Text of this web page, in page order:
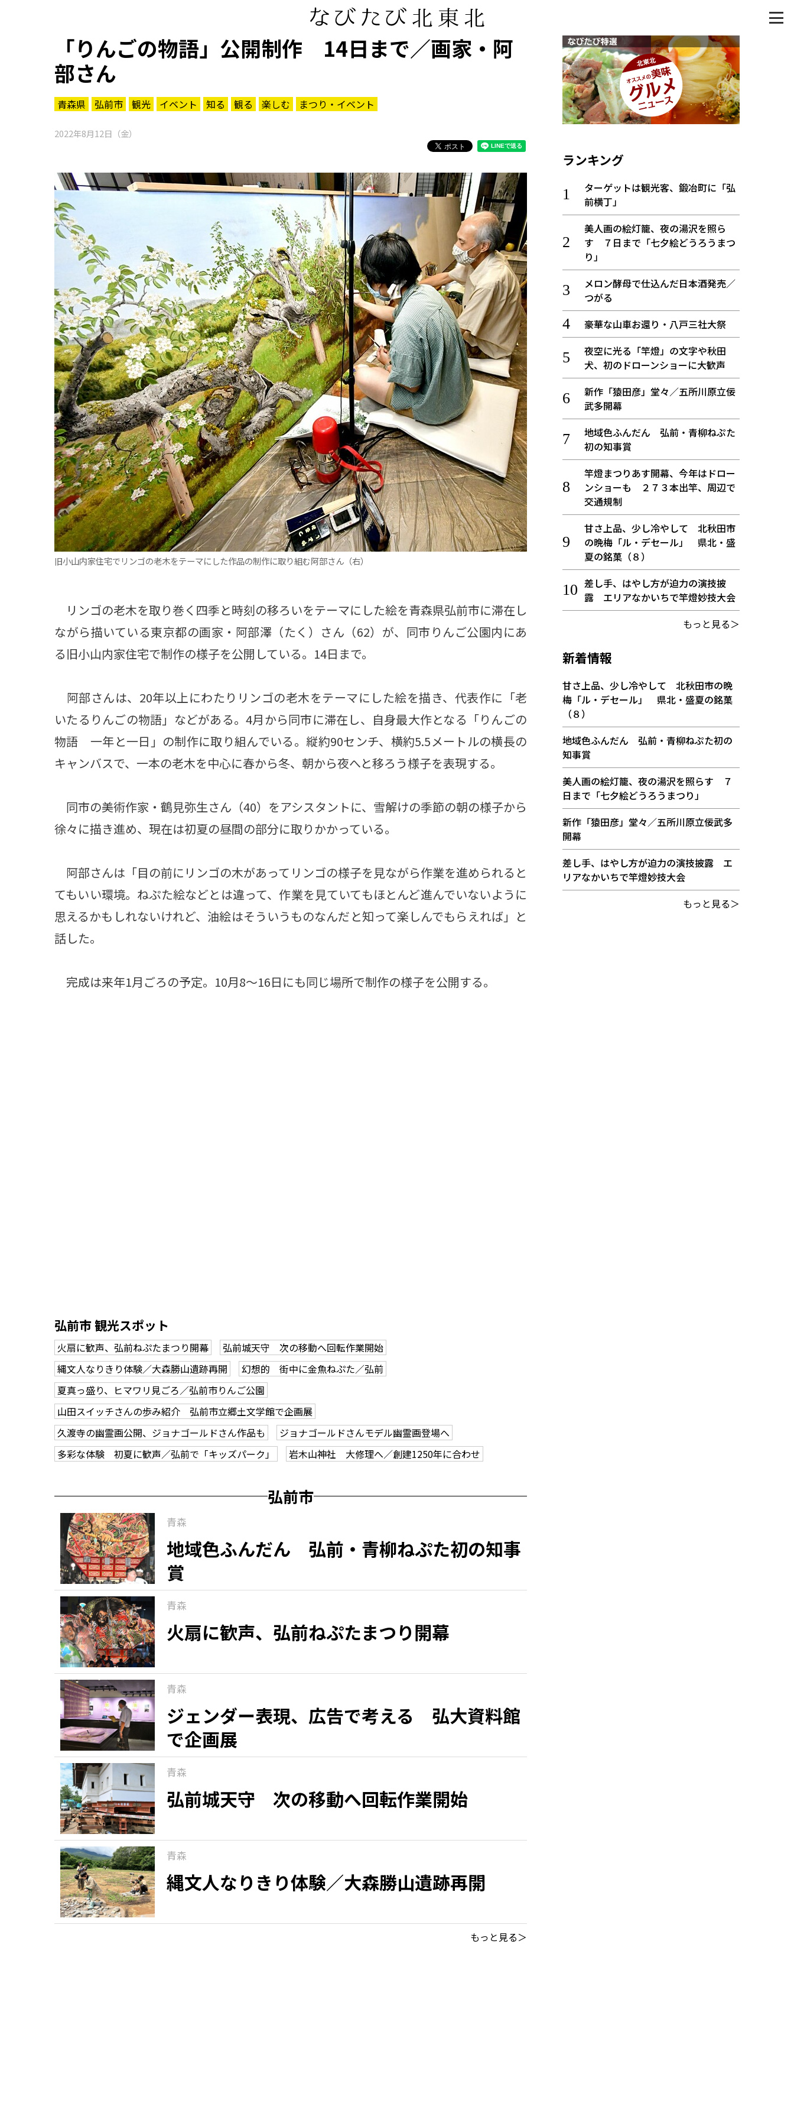
「りんごの物語」公開制作 14日まで／画家・阿
部さん
青森県 弘前市 観光 イベント 知る 観る 楽しむ まつり・イベント
2022年8月12日（金）
旧小山内家住宅でリンゴの老木をテーマにした作品の制作に取り組む阿部さん（右）
リンゴの老木を取り巻く四季と時刻の移ろいをテーマにした絵を青森県弘前市に滞在し
ながら描いている東京都の画家・阿部澤（たく）さん（62）が、同市りんご公園内にあ
る旧小山内家住宅で制作の様子を公開している。14日まで。
阿部さんは、20年以上にわたりリンゴの老木をテーマにした絵を描き、代表作に「老
いたるりんごの物語」などがある。4月から同市に滞在し、自身最大作となる「りんごの
物語 一年と一日」の制作に取り組んでいる。縦約90センチ、横約5.5メートルの横長の
キャンバスで、一本の老木を中心に春から冬、朝から夜へと移ろう様子を表現する。
同市の美術作家・鶴見弥生さん（40）をアシスタントに、雪解けの季節の朝の様子から
徐々に描き進め、現在は初夏の昼間の部分に取りかかっている。
阿部さんは「目の前にリンゴの木があってリンゴの様子を見ながら作業を進められると
てもいい環境。ねぷた絵などとは違って、作業を見ていてもほとんど進んでいないように
思えるかもしれないけれど、油絵はそういうものなんだと知って楽しんでもらえれば」と
話した。
完成は来年1月ごろの予定。10月8～16日にも同じ場所で制作の様子を公開する。
弘前市 観光スポット
火扇に歓声、弘前ねぷたまつり開幕
弘前城天守 次の移動へ回転作業開始
縄文人なりきり体験／大森勝山遺跡再開
幻想的 街中に金魚ねぷた／弘前
夏真っ盛り、ヒマワリ見ごろ／弘前市りんご公園
山田スイッチさんの歩み紹介 弘前市立郷土文学館で企画展
久渡寺の幽霊画公開、ジョナゴールドさん作品も
ジョナゴールドさんモデル幽霊画登場へ
多彩な体験 初夏に歓声／弘前で「キッズパーク」
岩木山神社 大修理へ／創建1250年に合わせ
弘前市
青森
地域色ふんだん 弘前・青柳ねぷた初の知事
賞
青森
火扇に歓声、弘前ねぷたまつり開幕
青森
ジェンダー表現、広告で考える 弘大資料館
で企画展
青森
弘前城天守 次の移動へ回転作業開始
青森
縄文人なりきり体験／大森勝山遺跡再開
もっと見る＞
ランキング
ターゲットは観光客、鍛冶町に「弘
前横丁」
美人画の絵灯籠、夜の湯沢を照ら
す ７日まで「七夕絵どうろうまつ
り」
メロン酵母で仕込んだ日本酒発売／
つがる
豪華な山車お還り・八戸三社大祭
夜空に光る「竿燈」の文字や秋田
犬、初のドローンショーに大歓声
新作「猿田彦」堂々／五所川原立佞
武多開幕
地域色ふんだん 弘前・青柳ねぷた
初の知事賞
竿燈まつりあす開幕、今年はドロー
ンショーも ２７３本出竿、周辺で
交通規制
甘さ上品、少し冷やして 北秋田市
の晩梅「ル・デセール」 県北・盛
夏の銘菓（８）
差し手、はやし方が迫力の演技披
露 エリアなかいちで竿燈妙技大会
もっと見る＞
新着情報
甘さ上品、少し冷やして 北秋田市の晩
梅「ル・デセール」 県北・盛夏の銘菓
（８）
地域色ふんだん 弘前・青柳ねぷた初の
知事賞
美人画の絵灯籠、夜の湯沢を照らす ７
日まで「七夕絵どうろうまつり」
新作「猿田彦」堂々／五所川原立佞武多
開幕
差し手、はやし方が迫力の演技披露 エ
リアなかいちで竿燈妙技大会
もっと見る＞
まつり・イベント
おみやげ・特産
道の駅・産直
アウトドア・レジャー
ご当地グルメ